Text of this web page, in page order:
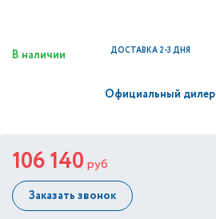
В наличии ДОСТАВКА 2-3 ДНЯ
Официальный дилер
106 140 руб
Заказать звонок